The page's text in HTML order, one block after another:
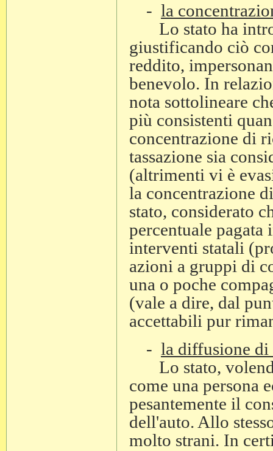
- la
Lo stato ha
giustificando ciò
reddito,
benevolo. In
nota sottolineare
più consistenti
concentrazione di
tassazione sia
(altrimenti vi è
la concentrazione
stato, considerato
percentuale pagata
interventi statali
azioni a gruppi di
una o poche
(vale a dire, dal
accettabili pur
- la diffusione di
Lo stato,
come una persona
pesantemente il
dell'auto. Allo
molto strani. In